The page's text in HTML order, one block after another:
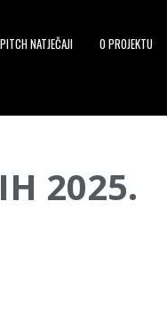
NATJEČAJI O PROJEKTU
2025.